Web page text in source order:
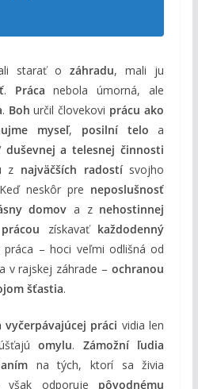
starať ozáhradu, mali ju
. Práca nebola úmorná, ale
. Boh určil človekovi prácu ako
myseľ, posilní telo a
duševnej a telesnej činnosti
z najväčších radostísvojho
neskôr pre neposlušnosť
domov a z nehostinnej
získavať každodenný
– hoci veľmi odlišná od
v rajskej záhrade –ochranou
šťastia.
vyčerpávajúcej práci vidia len
omylu. Zámožní ľudia
na tých, ktorí sa živia
odporuje pôvodnému